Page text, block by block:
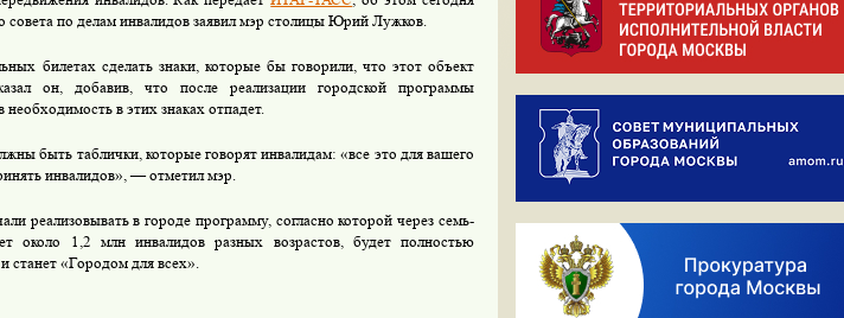
совета по делам инвалидов заявил мэр столицы Юрий Лужков.
билетах сделать знаки, которые бы говорили, что этот объект
он, добавив, что после реализации городской программы
в этих знаках отпадет.
быть таблички, которые говорят инвалидам: «все это для вашего
инвалидов», — отметил мэр.
реализовывать в городе программу, согласно которой через семь-
около 1,2 млн инвалидов разных возрастов, будет полностью
станет «Городом для всех».